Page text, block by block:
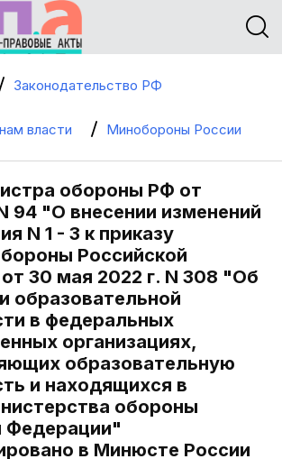
Законодательство РФ
власти Минобороны России
обороны РФ от
94 "О внесении изменений
N 1 - 3 к приказу
Российской
30 мая 2022 г. N 308 "Об
образовательной
в федеральных
организациях,
образовательную
и находящихся в
обороны
Федерации"
в Минюсте России